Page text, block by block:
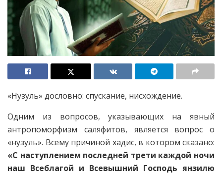
«Нузуль» дословно: спускание, нисхождение.
Одним из вопросов, указывающих на явный
антропоморфизм саляфитов, является вопрос о
«нузуль». Всему причиной хадис, в котором сказано:
«С наступлением последней трети каждой ночи
наш Всеблагой и Всевышний Господь янзилю